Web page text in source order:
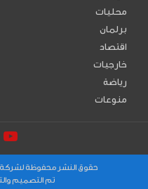
محليات
برلمان
اقتصاد
خارجيات
رياضة
منوعات
حقوق النشر محفوظة لشركة
تم التصميم